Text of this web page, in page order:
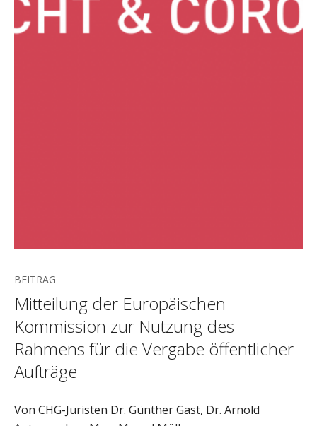
BEITRAG
Mitteilung der Europäischen
Kommission zur Nutzung des
Rahmens für die Vergabe öffentlicher
Aufträge
Von CHG-Juristen Dr. Günther Gast, Dr. Arnold